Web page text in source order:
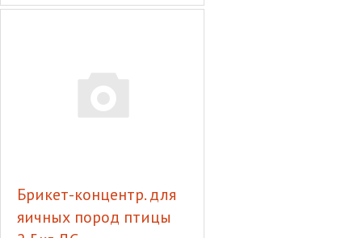
Брикет-концентр. для
яичных пород птицы